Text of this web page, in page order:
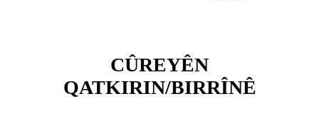
CÛREYÊN
QATKIRIN/BIRRÎNÊ